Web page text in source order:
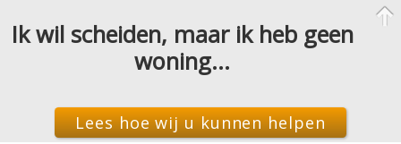
Ik wil scheiden, maar ik heb geen
woning…
Lees hoe wij u kunnen helpen